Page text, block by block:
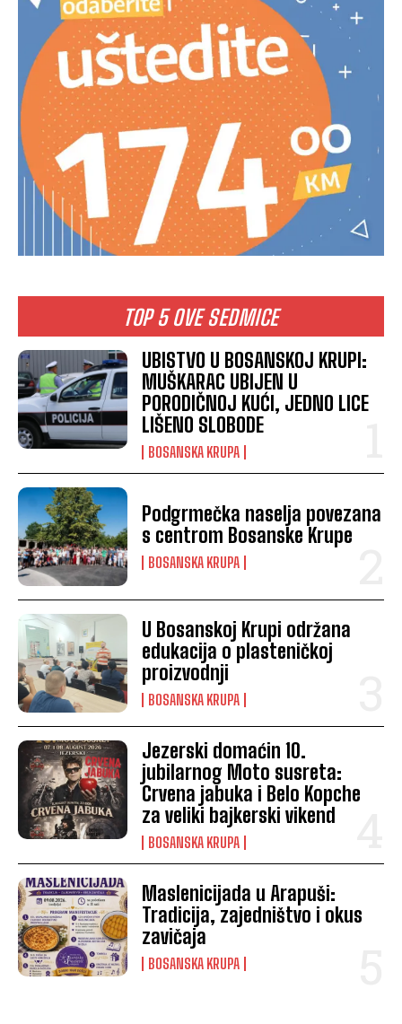
TOP 5 OVE SEDMICE
UBISTVO U BOSANSKOJ KRUPI:
MUŠKARAC UBIJEN U
PORODIČNOJ KUĆI, JEDNO LICE
LIŠENO SLOBODE
BOSANSKA KRUPA
Podgrmečka naselja povezana
s centrom Bosanske Krupe
BOSANSKA KRUPA
U Bosanskoj Krupi održana
edukacija o plasteničkoj
proizvodnji
BOSANSKA KRUPA
Jezerski domaćin 10.
jubilarnog Moto susreta:
Crvena jabuka i Belo Kopche
za veliki bajkerski vikend
BOSANSKA KRUPA
Maslenicijada u Arapuši:
Tradicija, zajedništvo i okus
zavičaja
BOSANSKA KRUPA